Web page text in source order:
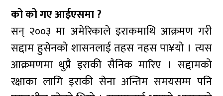
को को गए आईएसमा ?
सन् २००३ मा अमेरिकाले इराकमाथि आक्रमण गरी
सद्दाम हुसेनको शासनलाई तहस नहस पा¥यो । त्यस
आक्रमणमा थुप्रै इराकी सैनिक मारिए । सद्दामको
रक्षाका लागि इराकी सेना अन्तिम समयसम्म पनि